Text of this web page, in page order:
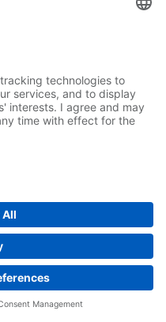
RATED MOTOR SPEED
1 500 1/min